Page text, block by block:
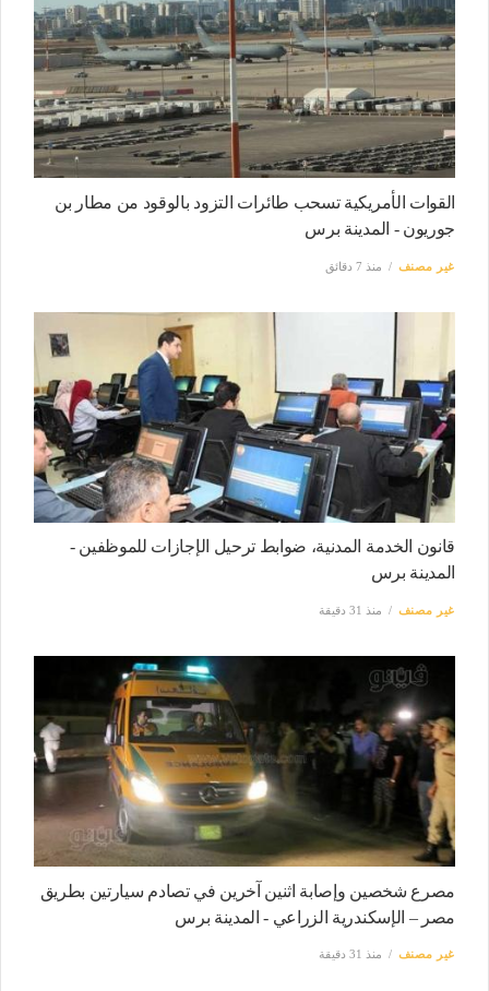
القوات الأمريكية تسحب طائرات التزود بالوقود من مطار بن
جوريون - المدينة برس
غير مصنف منذ 7 دقائق
قانون الخدمة المدنية، ضوابط ترحيل الإجازات للموظفين -
المدينة برس
غير مصنف منذ 31 دقيقة
مصرع شخصين وإصابة اثنين آخرين في تصادم سيارتين بطريق
مصر – الإسكندرية الزراعي - المدينة برس
غير مصنف منذ 31 دقيقة